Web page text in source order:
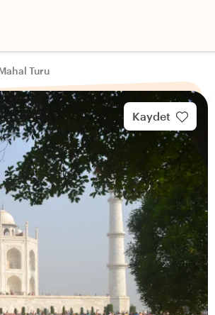
Turu
Kaydet